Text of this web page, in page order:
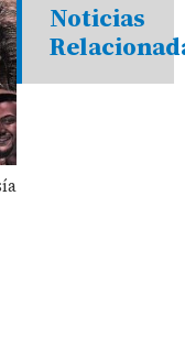
Noticias